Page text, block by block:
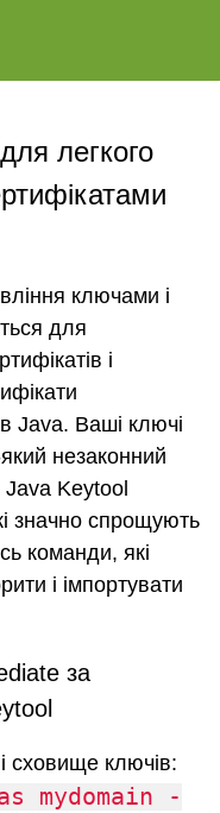
легкого
ключами і
для
і
Java. Ваші ключі
незаконний
Java Keytool
значно спрощують
команди, які
і імпортувати
за
сховище ключів:
mydomain -